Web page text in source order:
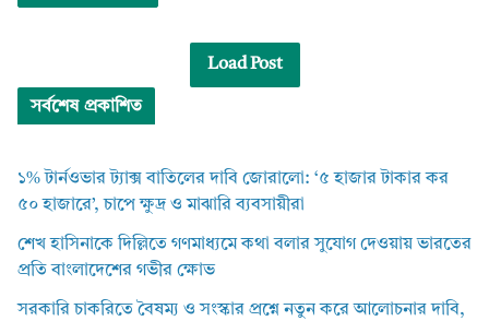
Load Post
সর্বশেষ প্রকাশিত
১% টার্নওভার ট্যাক্স বাতিলের দাবি জোরালো: ‘৫ হাজার টাকার কর
৫০ হাজারে’, চাপে ক্ষুদ্র ও মাঝারি ব্যবসায়ীরা
শেখ হাসিনাকে দিল্লিতে গণমাধ্যমে কথা বলার সুযোগ দেওয়ায় ভারতের
প্রতি বাংলাদেশের গভীর ক্ষোভ
সরকারি চাকরিতে বৈষম্য ও সংস্কার প্রশ্নে নতুন করে আলোচনার দাবি,